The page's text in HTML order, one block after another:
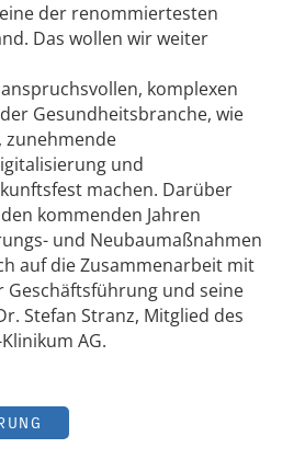
der renommiertesten
Das wollen wir weiter
komplexen
Gesundheitsbranche, wie
zunehmende
und
machen. Darüber
kommenden Jahren
und Neubaumaßnahmen
auf die Zusammenarbeit mit
Geschäftsführung und seine
Stefan Stranz, Mitglied des
AG.